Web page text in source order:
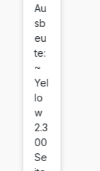
na
l
To
ne
r
Br
ot
he
r
T
Au
sb
eu
te:
~
Yel
lo
w
2.3
00
Se